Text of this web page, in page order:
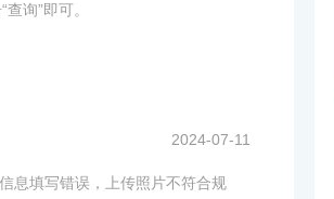
询”即可。
2024-07-11
息填写错误，上传照片不符合规